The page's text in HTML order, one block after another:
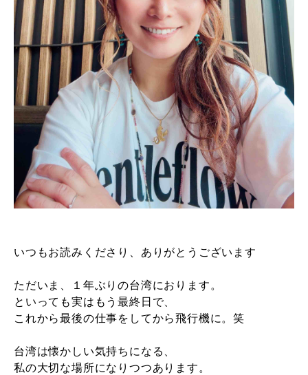
いつもお読みくださり、ありがとうございます
ただいま、１年ぶりの台湾におります。
といっても実はもう最終日で、
これから最後の仕事をしてから飛行機に。笑
台湾は懐かしい気持ちになる、
私の大切な場所になりつつあります。